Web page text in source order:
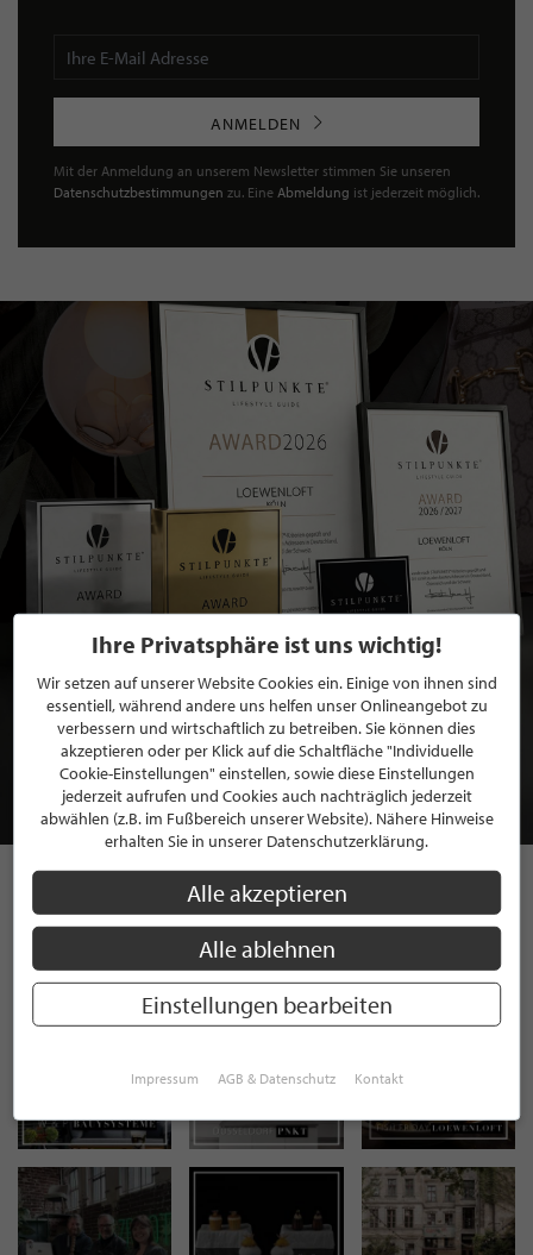
ANMELDEN
Mit der Anmeldung an unserem Newsletter stimmen Sie unseren
Datenschutzbestimmungen zu. Eine Abmeldung ist jederzeit möglich.
BEWERBEN SIE SICH FÜR EINE GRATIS
MITGLIEDSCHAFT BEI STILPUNKTE®
JETZT GRATIS BEWERBEN
STILPUNKTE AUF
INSTAGRAM
Ihre Privatsphäre ist uns wichtig!
Wir setzen auf unserer Website Cookies ein. Einige von ihnen sind
essentiell, während andere uns helfen unser Onlineangebot zu
verbessern und wirtschaftlich zu betreiben. Sie können dies
akzeptieren oder per Klick auf die Schaltfläche "Individuelle
Cookie-Einstellungen" einstellen, sowie diese Einstellungen
jederzeit aufrufen und Cookies auch nachträglich jederzeit
abwählen (z.B. im Fußbereich unserer Website). Nähere Hinweise
erhalten Sie in unserer Datenschutzerklärung.
Alle akzeptieren
Alle ablehnen
Einstellungen bearbeiten
Impressum AGB & Datenschutz Kontakt